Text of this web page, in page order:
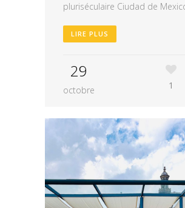
pluriséculaire Ciudad de
LIRE PLUS
29
octobre 1